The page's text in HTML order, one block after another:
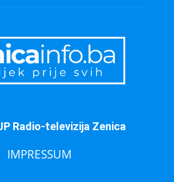
Radio-televizija Zenica
IMPRESSUM